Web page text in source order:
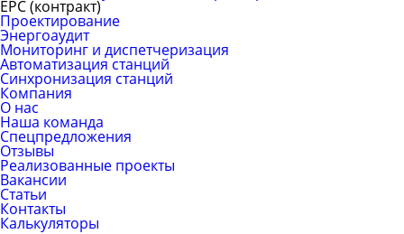
ЕРС (контракт)
Проектирование
Энергоаудит
Мониторинг и диспетчеризация
Автоматизация станций
Синхронизация станций
Компания
О нас
Наша команда
Спецпредложения
Отзывы
Реализованные проекты
Вакансии
Статьи
Контакты
Калькуляторы